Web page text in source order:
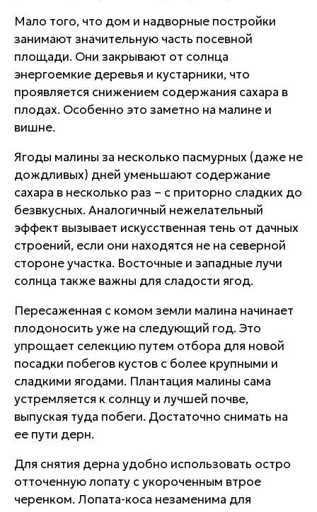
Мало того, что дом и надворные постройки
занимают значительную часть посевной
площади. Они закрывают от солнца
энергоемкие деревья и кустарники, что
проявляется снижением содержания сахара в
плодах. Особенно это заметно на малине и
вишне.
Ягоды малины за несколько пасмурных (даже не
дождливых) дней уменьшают содержание
сахара в несколько раз – с приторно сладких до
безвкусных. Аналогичный нежелательный
эффект вызывает искусственная тень от дачных
строений, если они находятся не на северной
стороне участка. Восточные и западные лучи
солнца также важны для сладости ягод.
Пересаженная с комом земли малина начинает
плодоносить уже на следующий год. Это
упрощает селекцию путем отбора для новой
посадки побегов кустов с более крупными и
сладкими ягодами. Плантация малины сама
устремляется к солнцу и лучшей почве,
выпуская туда побеги. Достаточно снимать на
ее пути дерн.
Для снятия дерна удобно использовать остро
отточенную лопату с укороченным втрое
черенком. Лопата-коса незаменима для